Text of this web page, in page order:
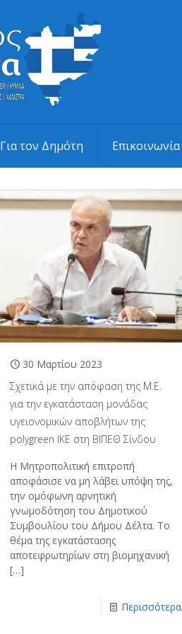
Για τον Δημότη Επικοινωνία
30 Μαρτίου 2023
Σχετικά με την απόφαση της Μ.Ε.
για την εγκατάσταση μονάδας
υγειονομικών αποβλήτων της
polygreen ΙΚΕ στη ΒΙΠΕΘ Σίνδου
Η Μητροπολιτική επιτροπή
αποφάσισε να μη λάβει υπόψη της,
την ομόφωνη αρνητική
γνωμοδότηση του Δημοτικού
Συμβουλίου του Δήμου Δέλτα. Το
θέμα της εγκατάστασης
αποτεφρωτηρίων στη βιομηχανική
[…]
Περισσότερα